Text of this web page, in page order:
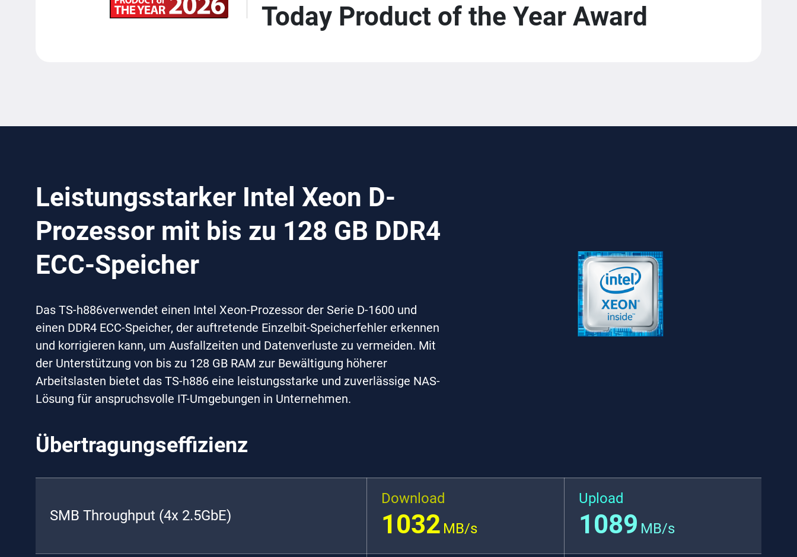
Today Product of the Year Award
Leistungsstarker Intel Xeon D-
Prozessor mit bis zu 128 GB DDR4
ECC-Speicher
Das TS-h886verwendet einen Intel Xeon-Prozessor der Serie D-1600 und
einen DDR4 ECC-Speicher, der auftretende Einzelbit-Speicherfehler erkennen
und korrigieren kann, um Ausfallzeiten und Datenverluste zu vermeiden. Mit
der Unterstützung von bis zu 128 GB RAM zur Bewältigung höherer
Arbeitslasten bietet das TS-h886 eine leistungsstarke und zuverlässige NAS-
Lösung für anspruchsvolle IT-Umgebungen in Unternehmen.
Übertragungseffizienz
SMB Throughput (4x 2.5GbE)
Download
1032 MB/s
Upload
1089 MB/s